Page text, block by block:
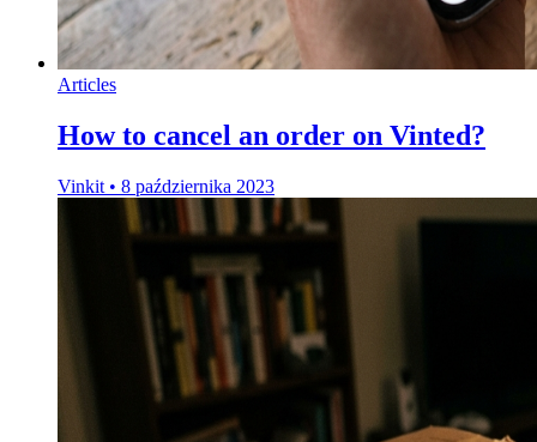
Articles
How to cancel an order on Vinted?
Vinkit • 8 października 2023